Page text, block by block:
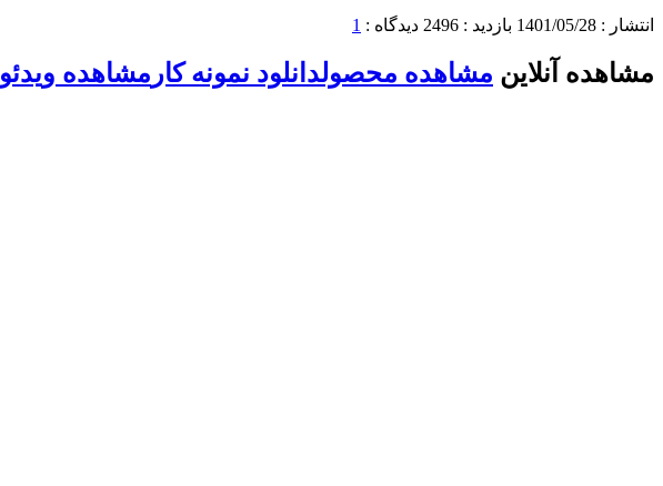
انتشار : 1401/05/28 بازدید : 2496 دیدگاه : 1
مشاهده آنلاین مشاهده محصولدانلود نمونه کار مشاهده ویدئو